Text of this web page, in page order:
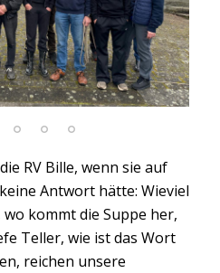
RV Bille, wenn sie auf
Antwort hätte: Wieviel
kommt die Suppe her,
Teller, wie ist das Wort
reichen unsere